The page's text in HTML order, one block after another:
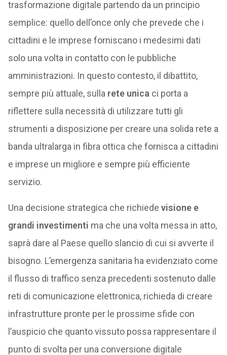
trasformazione digitale partendo da un principio
semplice: quello dell’once only che prevede che i
cittadini e le imprese forniscano i medesimi dati
solo una volta in contatto con le pubbliche
amministrazioni. In questo contesto, il dibattito,
sempre più attuale, sulla rete unica ci porta a
riflettere sulla necessità di utilizzare tutti gli
strumenti a disposizione per creare una solida rete a
banda ultralarga in fibra ottica che fornisca a cittadini
e imprese un migliore e sempre più efficiente
servizio.
Una decisione strategica che richiede visione e
grandi investimenti ma che una volta messa in atto,
saprà dare al Paese quello slancio di cui si avverte il
bisogno. L’emergenza sanitaria ha evidenziato come
il flusso di traffico senza precedenti sostenuto dalle
reti di comunicazione elettronica, richieda di creare
infrastrutture pronte per le prossime sfide con
l’auspicio che quanto vissuto possa rappresentare il
punto di svolta per una conversione digitale